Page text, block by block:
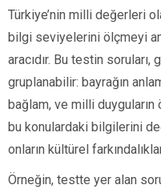
Türkiye’nin milli değerleri
bilgi seviyelerini ölçmeyi
aracıdır. Bu testin
gruplanabilir: bayrağın
bağlam, ve milli
bu konulardaki bilgilerini
onların kültürel
Örneğin, testte yer alan